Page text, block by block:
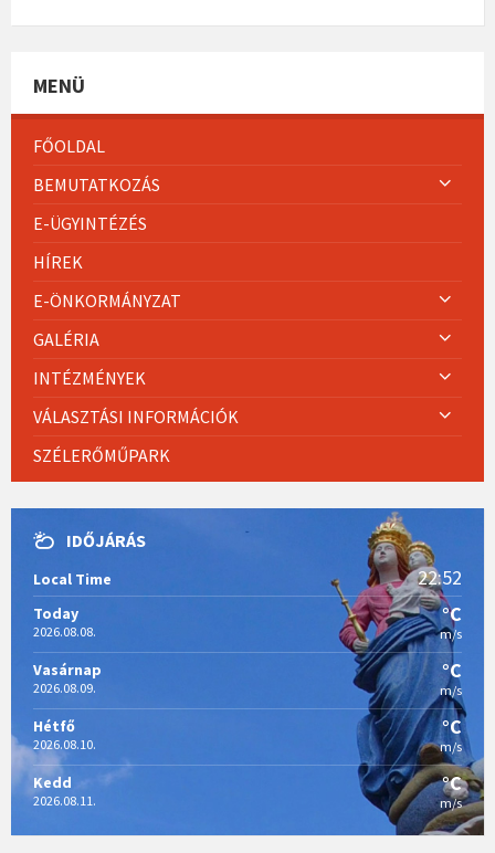
MENÜ
FŐOLDAL
BEMUTATKOZÁS
E-ÜGYINTÉZÉS
HÍREK
E-ÖNKORMÁNYZAT
GALÉRIA
INTÉZMÉNYEK
VÁLASZTÁSI INFORMÁCIÓK
SZÉLERŐMŰPARK
IDŐJÁRÁS
Local Time 22:52
Today
2026.08.08.
°C
m/s
Vasárnap
2026.08.09.
°C
m/s
Hétfő
2026.08.10.
°C
m/s
Kedd
2026.08.11.
°C
m/s